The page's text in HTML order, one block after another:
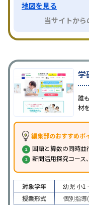
地図を見る
当サイトか
学
誰
材
編集部のおすすめポ
国語と算数の同時並
新聞活用探究コース
対象学年 幼児 小1
授業形式
個別指導